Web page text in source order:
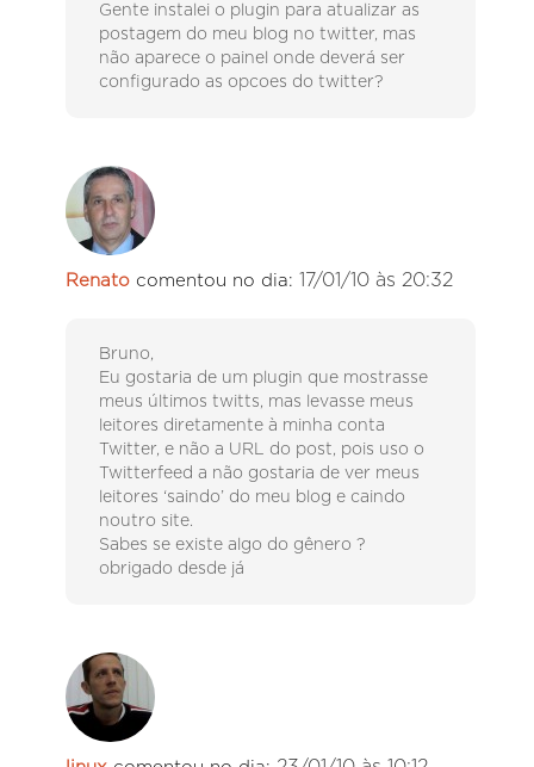
Gente instalei o plugin para atualizar as
postagem do meu blog no twitter, mas
não aparece o painel onde deverá ser
configurado as opcoes do twitter?
Renato comentou no dia: 17/01/10 às 20:32
Bruno,
Eu gostaria de um plugin que mostrasse
meus últimos twitts, mas levasse meus
leitores diretamente à minha conta
Twitter, e não a URL do post, pois uso o
Twitterfeed a não gostaria de ver meus
leitores ‘saindo’ do meu blog e caindo
noutro site.
Sabes se existe algo do gênero ?
obrigado desde já